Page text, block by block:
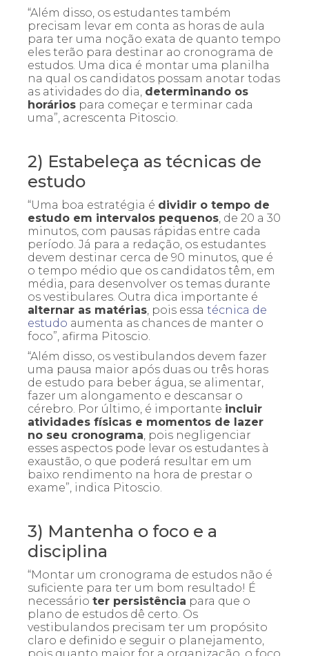
“Além disso, os estudantes também
precisam levar em conta as horas de aula
para ter uma noção exata de quanto tempo
eles terão para destinar ao cronograma de
estudos. Uma dica é montar uma planilha
na qual os candidatos possam anotar todas
as atividades do dia, determinando os
horários para começar e terminar cada
uma”, acrescenta Pitoscio.
2) Estabeleça as técnicas de
estudo
“Uma boa estratégia é dividir o tempo de
estudo em intervalos pequenos , de 20 a 30
minutos, com pausas rápidas entre cada
período. Já para a redação, os estudantes
devem destinar cerca de 90 minutos, que é
o tempo médio que os candidatos têm, em
média, para desenvolver os temas durante
os vestibulares. Outra dica importante é
alternar as matérias , pois essa técnica de
estudo aumenta as chances de manter o
foco”, afirma Pitoscio.
“Além disso, os vestibulandos devem fazer
uma pausa maior após duas ou três horas
de estudo para beber água, se alimentar,
fazer um alongamento e descansar o
cérebro. Por último, é importante incluir
atividades físicas e momentos de lazer
no seu cronograma , pois negligenciar
esses aspectos pode levar os estudantes à
exaustão, o que poderá resultar em um
baixo rendimento na hora de prestar o
exame”, indica Pitoscio.
3) Mantenha o foco e a
disciplina
“Montar um cronograma de estudos não é
suficiente para ter um bom resultado! É
necessário ter persistência para que o
plano de estudos dê certo. Os
vestibulandos precisam ter um propósito
claro e definido e seguir o planejamento,
pois quanto maior for a organização, o foco